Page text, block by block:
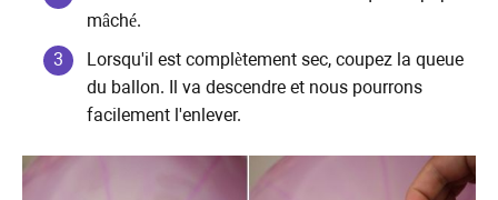
mâché.
Lorsqu'il est complètement sec, coupez la queue
du ballon. Il va descendre et nous pourrons
facilement l'enlever.